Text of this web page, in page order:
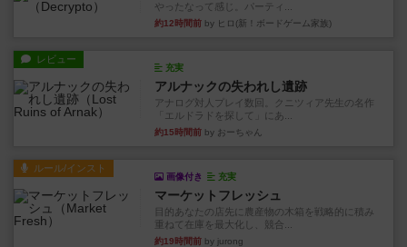
やったなって感じ。パーティ...
約12時間前 by ヒロ(新！ボードゲーム家族)
レビュー
充実
アルナックの失われし遺跡
アナログ対人プレイ数回。クニツィア先生の名作
「エルドラドを探して」にあ...
約15時間前 by おーちゃん
ルール/インスト
画像付き 充実
マーケットフレッシュ
目的あなたの店先に農産物の木箱を戦略的に積み
重ねて在庫を最大化し、競合...
約19時間前 by jurong